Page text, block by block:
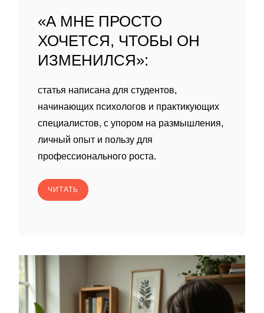
«А МНЕ ПРОСТО
ХОЧЕТСЯ, ЧТОБЫ ОН
ИЗМЕНИЛСЯ»:
статья написана для студентов,
начинающих психологов и практикующих
специалистов, с упором на размышления,
личный опыт и пользу для
профессионального роста.
ЧИТАТЬ